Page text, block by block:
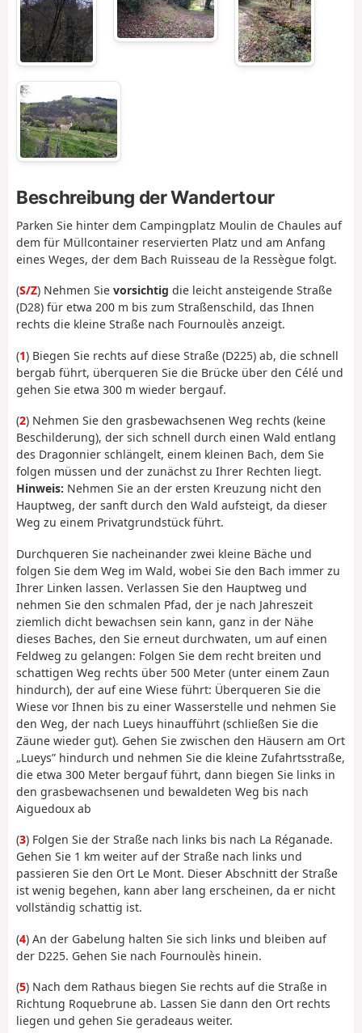
Beschreibung der Wandertour
Parken Sie hinter dem Campingplatz Moulin de Chaules auf
dem für Müllcontainer reservierten Platz und am Anfang
eines Weges, der dem Bach Ruisseau de la Ressègue folgt.
(S/Z) Nehmen Sie vorsichtig die leicht ansteigende Straße
(D28) für etwa 200 m bis zum Straßenschild, das Ihnen
rechts die kleine Straße nach Fournoulès anzeigt.
(1) Biegen Sie rechts auf diese Straße (D225) ab, die schnell
bergab führt, überqueren Sie die Brücke über den Célé und
gehen Sie etwa 300 m wieder bergauf.
(2) Nehmen Sie den grasbewachsenen Weg rechts (keine
Beschilderung), der sich schnell durch einen Wald entlang
des Dragonnier schlängelt, einem kleinen Bach, dem Sie
folgen müssen und der zunächst zu Ihrer Rechten liegt.
Hinweis: Nehmen Sie an der ersten Kreuzung nicht den
Hauptweg, der sanft durch den Wald aufsteigt, da dieser
Weg zu einem Privatgrundstück führt.
Durchqueren Sie nacheinander zwei kleine Bäche und
folgen Sie dem Weg im Wald, wobei Sie den Bach immer zu
Ihrer Linken lassen. Verlassen Sie den Hauptweg und
nehmen Sie den schmalen Pfad, der je nach Jahreszeit
ziemlich dicht bewachsen sein kann, ganz in der Nähe
dieses Baches, den Sie erneut durchwaten, um auf einen
Feldweg zu gelangen: Folgen Sie dem recht breiten und
schattigen Weg rechts über 500 Meter (unter einem Zaun
hindurch), der auf eine Wiese führt: Überqueren Sie die
Wiese vor Ihnen bis zu einer Wasserstelle und nehmen Sie
den Weg, der nach Lueys hinaufführt (schließen Sie die
Zäune wieder gut). Gehen Sie zwischen den Häusern am Ort
„Lueys” hindurch und nehmen Sie die kleine Zufahrtsstraße,
die etwa 300 Meter bergauf führt, dann biegen Sie links in
den grasbewachsenen und bewaldeten Weg bis nach
Aiguedoux ab
(3) Folgen Sie der Straße nach links bis nach La Réganade.
Gehen Sie 1 km weiter auf der Straße nach links und
passieren Sie den Ort Le Mont. Dieser Abschnitt der Straße
ist wenig begehen, kann aber lang erscheinen, da er nicht
vollständig schattig ist.
(4) An der Gabelung halten Sie sich links und bleiben auf
der D225. Gehen Sie nach Fournoulès hinein.
(5) Nach dem Rathaus biegen Sie rechts auf die Straße in
Richtung Roquebrune ab. Lassen Sie dann den Ort rechts
liegen und gehen Sie geradeaus weiter.